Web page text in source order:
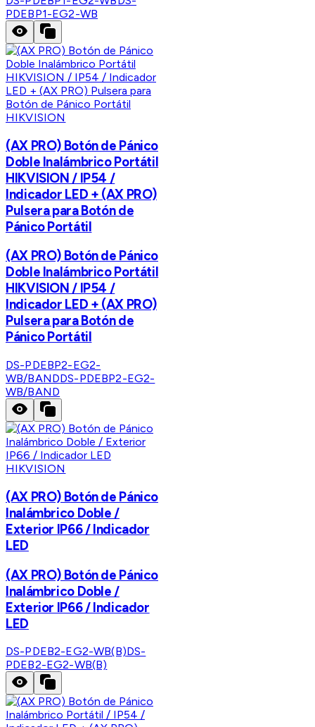
PDEBP1-EG2-WB
HIKVISION
(AX PRO) Botón de Pánico
Doble Inalámbrico Portátil
HIKVISION / IP54 /
Indicador LED + (AX PRO)
Pulsera para Botón de
Pánico Portátil
(AX PRO) Botón de Pánico
Doble Inalámbrico Portátil
HIKVISION / IP54 /
Indicador LED + (AX PRO)
Pulsera para Botón de
Pánico Portátil
DS-PDEBP2-EG2-
WB/BANDDS-PDEBP2-EG2-
WB/BAND
HIKVISION
(AX PRO) Botón de Pánico
Inalámbrico Doble /
Exterior IP66 / Indicador
LED
(AX PRO) Botón de Pánico
Inalámbrico Doble /
Exterior IP66 / Indicador
LED
DS-PDEB2-EG2-WB(B)DS-
PDEB2-EG2-WB(B)